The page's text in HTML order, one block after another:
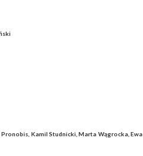
Kamil Studnicki, Marta Wągrocka, Ewa